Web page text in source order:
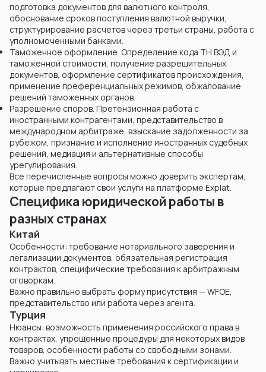
подготовка документов для валютного контроля,
обоснование сроков поступления валютной выручки,
структурирование расчетов через третьи страны, работа с
уполномоченными банками.
Таможенное оформление. Определение кода ТН ВЭД и
таможенной стоимости, получение разрешительных
документов, оформление сертификатов происхождения,
применение преференциальных режимов, обжалование
решений таможенных органов.
Разрешение споров. Претензионная работа с
иностранными контрагентами, представительство в
международном арбитраже, взыскание задолженности за
рубежом, признание и исполнение иностранных судебных
решений, медиация и альтернативные способы
урегулирования.
Все перечисленные вопросы можно доверить экспертам,
которые предлагают свои услуги на платформе Explat.
Специфика юридической работы в
разных странах
Китай
Особенности: требование нотариального заверения и
легализации документов, обязательная регистрация
контрактов, специфические требования к арбитражным
оговоркам.
Важно правильно выбрать форму присутствия — WFOE,
представительство или работа через агента.
Турция
Нюансы: возможность применения российского права в
контрактах, упрощенные процедуры для некоторых видов
товаров, особенности работы со свободными зонами.
Важно учитывать местные требования к сертификации и